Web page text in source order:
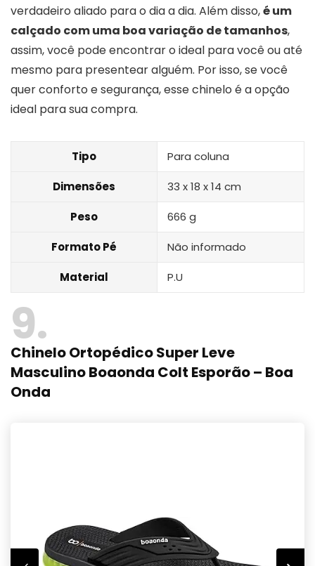
verdadeiro aliado para o dia a dia. Além disso,é um
calçado com uma boa variação de tamanhos,
assim, você pode encontrar o ideal para você ou até
mesmo para presentear alguém. Por isso, se você
quer conforto e segurança, esse chinelo é a opção
ideal para sua compra.
Tipo Para coluna
Dimensões 33 x 18 x 14 cm
Peso 666 g
Formato Pé Não informado
Material P.U
9
Chinelo Ortopédico Super Leve
Masculino Boaonda Colt Esporão – Boa
Onda